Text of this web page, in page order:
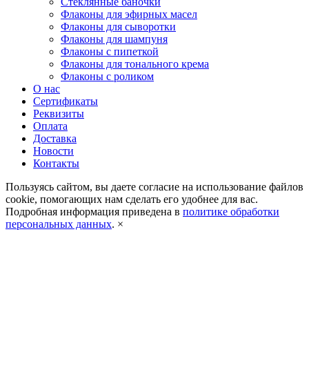
Флаконы для эфирных масел
Флаконы для сыворотки
Флаконы для шампуня
Флаконы с пипеткой
Флаконы для тонального крема
Флаконы с роликом
О нас
Сертификаты
Реквизиты
Оплата
Доставка
Новости
Контакты
Пользуясь сайтом, вы даете согласие на использование файлов
cookie, помогающих нам сделать его удобнее для вас.
Подробная информация приведена в политике обработки
персональных данных. ×